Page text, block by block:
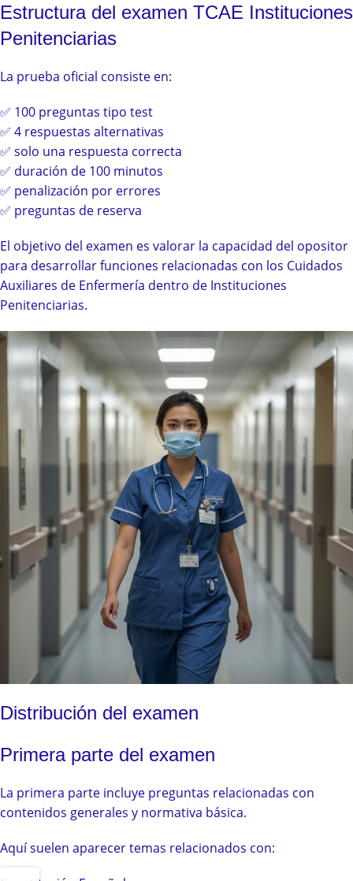
Estructura del examen TCAE Instituciones
Penitenciarias
La prueba oficial consiste en:
✅ 100 preguntas tipo test
✅ 4 respuestas alternativas
✅ solo una respuesta correcta
✅ duración de 100 minutos
✅ penalización por errores
✅ preguntas de reserva
El objetivo del examen es valorar la capacidad del opositor
para desarrollar funciones relacionadas con los Cuidados
Auxiliares de Enfermería dentro de Instituciones
Penitenciarias.
Distribución del examen
Primera parte del examen
La primera parte incluye preguntas relacionadas con
contenidos generales y normativa básica.
Aquí suelen aparecer temas relacionados con: